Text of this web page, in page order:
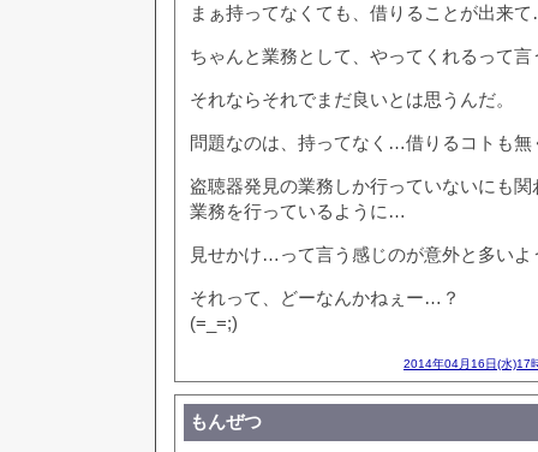
まぁ持ってなくても、借りることが出来
ちゃんと業務として、やってくれるって
それならそれでまだ良いとは思うんだ。
問題なのは、持ってなく…借りるコトも
盗聴器発見の業務しか行っていないにも
業務を行っているように…
見せかけ…って言う感じのが意外と多いよ
それって、どーなんかねぇー…？
(=_=;)
2014年04月16日(水)17
もんぜつ